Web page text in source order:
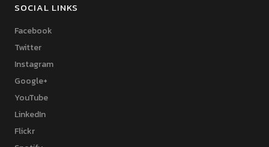
SOCIAL LINKS
Facebook
Twitter
Instagram
Google+
YouTube
LinkedIn
Flickr